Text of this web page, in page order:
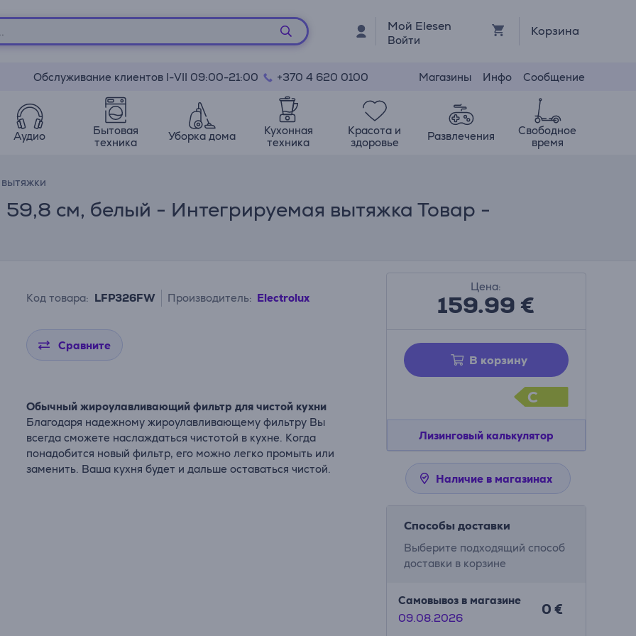
Мой Elesen
Войти
Корзина
Обслуживание клиентов I-VII 09:00-21:00 +370 4 620 0100 Магазины Инфо Сообщение
Аудио
Бытовая
техника
Уборка дома
Кухонная
техника
Красота и
здоровье
Развлечения
Свободное
время
см, белый - Интегрируемая вытяжка Товар -
Код товара: LFP326FW Производитель: Electrolux
Сравните
Обычный жироулавливающий фильтр для чистой кухни
Благодаря надежному жироулавливающему фильтру Вы
всегда сможете наслаждаться чистотой в кухне. Когда
понадобится новый фильтр, его можно легко промыть или
заменить. Ваша кухня будет и дальше оставаться чистой.
Цена:
159.99€
В корзину
C
Лизинговый калькулятор
Наличие в магазинах
Способы доставки
Выберите подходящий способ
доставки в корзине
Самовывоз в магазине
09.08.2026
0 €